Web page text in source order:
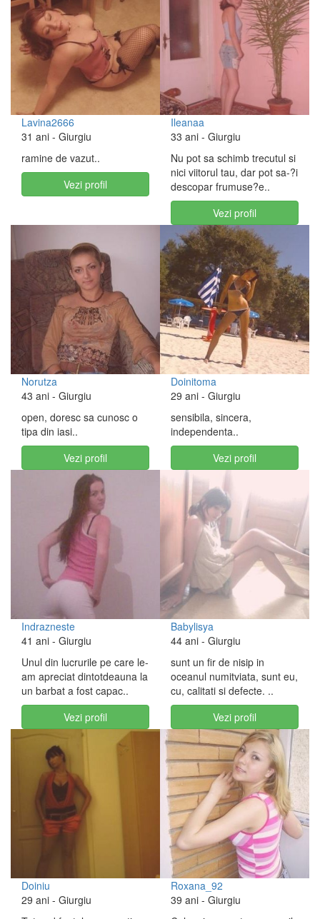
Lavina2666
31 ani - Giurgiu
ramine de vazut..
Vezi profil
Ileanaa
33 ani - Giurgiu
Nu pot sa schimb trecutul si
nici viitorul tau, dar pot sa-?i
descopar frumuse?e..
Vezi profil
Norutza
43 ani - Giurgiu
open, doresc sa cunosc o
tipa din iasi..
Vezi profil
Doinitoma
29 ani - Giurgiu
sensibila, sincera,
independenta..
Vezi profil
Indrazneste
41 ani - Giurgiu
Unul din lucrurile pe care le-
am apreciat dintotdeauna la
un barbat a fost capac..
Vezi profil
Babylisya
44 ani - Giurgiu
sunt un fir de nisip in
oceanul numitviata, sunt eu,
cu, calitati si defecte. ..
Vezi profil
Doiniu
29 ani - Giurgiu
Roxana_92
39 ani - Giurgiu